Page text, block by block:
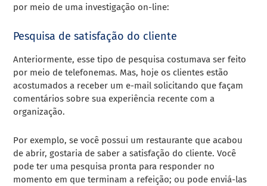
por meio de uma investigação on-line:
Pesquisa de satisfação do cliente
Anteriormente, esse tipo de pesquisa costumava ser feito
por meio de telefonemas. Mas, hoje os clientes estão
acostumados a receber um e-mail solicitando que façam
comentários sobre sua experiência recente com a
organização.
Por exemplo, se você possui um restaurante que acabou
de abrir, gostaria de saber a satisfação do cliente. Você
pode ter uma pesquisa pronta para responder no
momento em que terminam a refeição; ou pode enviá-las